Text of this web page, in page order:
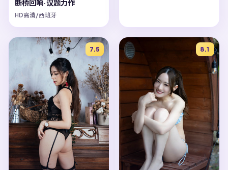
断桥回响·议题力作
HD高清/西班牙
7.5 8.1